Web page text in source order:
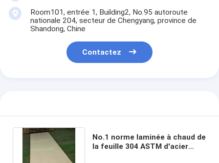
Room101, entrée 1, Building2, No.95 autoroute
nationale 204, secteur de Chengyang, province de
Shandong, Chine
Contactez
No.1 norme laminée à chaud de
la feuille 304 ASTM d'acier